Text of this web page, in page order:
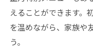
えることができます。
を温めながら、家族や
う。